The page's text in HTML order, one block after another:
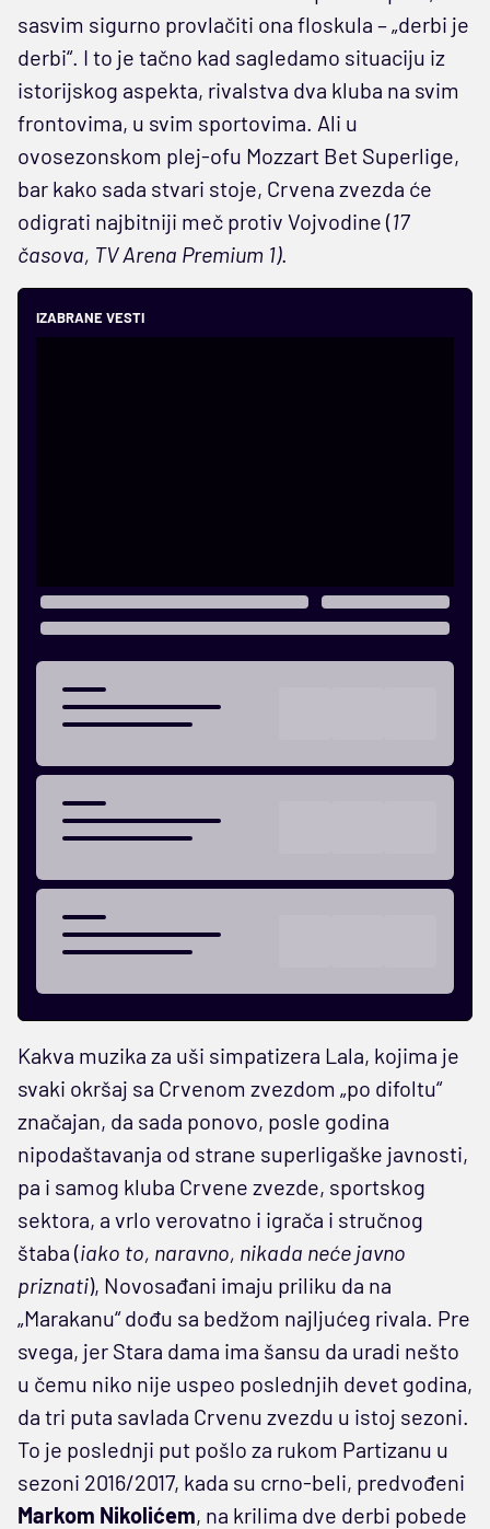
sasvim sigurno provlačiti ona floskula – „derbi je
derbi“. I to je tačno kad sagledamo situaciju iz
istorijskog aspekta, rivalstva dva kluba na svim
frontovima, u svim sportovima. Ali u
ovosezonskom plej-ofu Mozzart Bet Superlige,
bar kako sada stvari stoje, Crvena zvezda će
odigrati najbitniji meč protiv Vojvodine (17
časova, TV Arena Premium 1).
IZABRANE VESTI
Kakva muzika za uši simpatizera Lala, kojima je
svaki okršaj sa Crvenom zvezdom „po difoltu“
značajan, da sada ponovo, posle godina
nipodaštavanja od strane superligaške javnosti,
pa i samog kluba Crvene zvezde, sportskog
sektora, a vrlo verovatno i igrača i stručnog
štaba (iako to, naravno, nikada neće javno
priznati), Novosađani imaju priliku da na
„Marakanu“ dođu sa bedžom najljućeg rivala. Pre
svega, jer Stara dama ima šansu da uradi nešto
u čemu niko nije uspeo poslednjih devet godina,
da tri puta savlada Crvenu zvezdu u istoj sezoni.
To je poslednji put pošlo za rukom Partizanu u
sezoni 2016/2017, kada su crno-beli, predvođeni
Markom Nikolićem, na krilima dve derbi pobede